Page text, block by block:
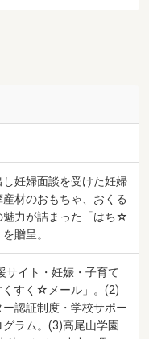
妊婦面談を受けた妊婦
材のおもちゃ、おくる
魅力が詰まった「はち☆
贈呈。
サイト・妊娠・子育て
くすく☆メール」。(2)
認証制度・学校サポー
グラム。(3)高尾山学園